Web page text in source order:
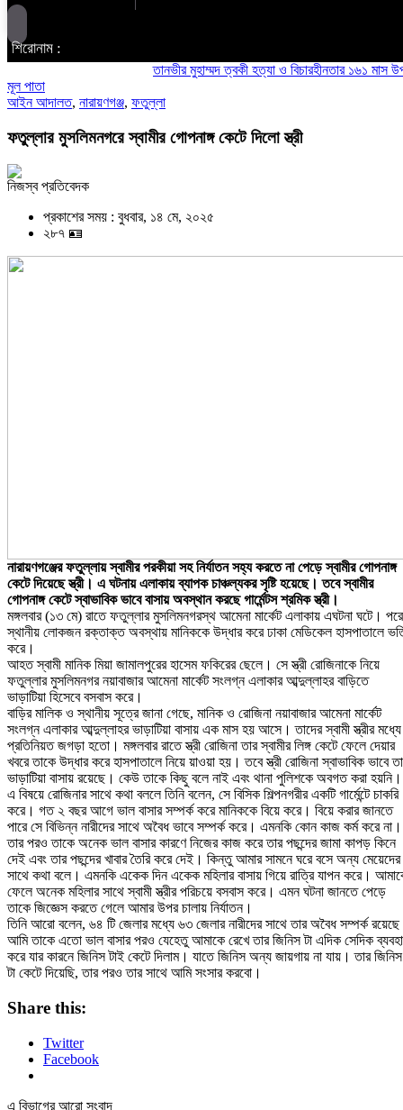
শিরোনাম :
তানভীর মুহাম্মদ ত্বকী হত্যা ও বিচারহীনতার ১৬১ মাস
মূল পাতা
আইন আদালত, নারায়ণগঞ্জ, ফতুল্লা
ফতুল্লার মুসলিমনগরে স্বামীর গোপনাঙ্গ কেটে দিলো স্ত্রী
নিজস্ব প্রতিবেদক
প্রকাশের সময় : বুধবার, ১৪ মে, ২০২৫
২৮৭ 🪪
নারায়ণগঞ্জের ফতুল্লায় স্বামীর পরকীয়া সহ নির্যাতন সহ্য করতে না পেড়ে স্বামীর গোপনাঙ্গ
কেটে দিয়েছে স্ত্রী। এ ঘটনায় এলাকায় ব্যাপক চাঞ্চল্যকর সৃষ্টি হয়েছে। তবে স্বামীর
গোপনাঙ্গ কেটে স্বাভাবিক ভাবে বাসায় অবস্থান করছে গার্মেন্টস শ্রমিক স্ত্রী।
মঙ্গলবার (১৩ মে) রাতে ফতুল্লার মুসলিমনগরস্থ আমেনা মার্কেট এলাকায় এঘটনা ঘটে। পরে
স্থানীয় লোকজন রক্তাক্ত অবস্থায় মানিককে উদ্ধার করে ঢাকা মেডিকেল হাসপাতালে
করে।
আহত স্বামী মানিক মিয়া জামালপুরের হাসেম ফকিরের ছেলে। সে স্ত্রী রোজিনাকে নিয়ে
ফতুল্লার মুসলিমনগর নয়াবাজার আমেনা মার্কেট সংলগ্ন এলাকার আব্দুল্লাহর বাড়িতে
ভাড়াটিয়া হিসেবে বসবাস করে।
বাড়ির মালিক ও স্থানীয় সূত্রে জানা গেছে, মানিক ও রোজিনা নয়াবাজার আমেনা মার্কেট
সংলগ্ন এলাকার আব্দুল্লাহর ভাড়াটিয়া বাসায় এক মাস হয় আসে। তাদের স্বামী স্ত্রীর মধ্যে
প্রতিনিয়ত জগড়া হতো। মঙ্গলবার রাতে স্ত্রী রোজিনা তার স্বামীর লিঙ্গ কেটে ফেলে দেয়ার
খবরে তাকে উদ্ধার করে হাসপাতালে নিয়ে য়াওয়া হয়। তবে স্ত্রী রোজিনা স্বাভাবিক ভাবে
ভাড়াটিয়া বাসায় রয়েছে। কেউ তাকে কিছু বলে নাই এবং থানা পুলিশকে অবগত করা হয়নি।
এ বিষয়ে রোজিনার সাথে কথা বললে তিনি বলেন, সে বিসিক শিল্পনগরীর একটি গার্মেন্টে চাকরি
করে। গত ২ বছর আগে ভাল বাসার সম্পর্ক করে মানিককে বিয়ে করে। বিয়ে করার জানতে
পারে সে বিভিন্ন নারীদের সাথে অবৈধ ভাবে সম্পর্ক করে। এমনকি কোন কাজ কর্ম করে না।
তার পরও তাকে অনেক ভাল বাসার কারণে নিজের কাজ করে তার পছন্দের জামা কাপড় কিনে
দেই এবং তার পছন্দের খাবার তৈরি করে দেই। কিন্তু আমার সামনে ঘরে বসে অন্য মেয়েদের
সাথে কথা বলে। এমনকি একেক দিন একেক মহিলার বাসায় গিয়ে রাত্রি যাপন করে।
ফেলে অনেক মহিলার সাথে স্বামী স্ত্রীর পরিচয়ে বসবাস করে। এমন ঘটনা জানতে পেড়ে
তাকে জিজ্ঞেস করতে গেলে আমার উপর চালায় নির্যাতন।
তিনি আরো বলেন, ৬৪ টি জেলার মধ্যে ৬৩ জেলার নারীদের সাথে তার অবৈধ সম্পর্ক
আমি তাকে এতো ভাল বাসার পরও যেহেতু আমাকে রেখে তার জিনিস টা এদিক সেদিক
করে যার কারনে জিনিস টাই কেটে দিলাম। যাতে জিনিস অন্য জায়গায় না যায়। তার জিনিস
টা কেটে দিয়েছি, তার পরও তার সাথে আমি সংসার করবো।
Share this:
Twitter
Facebook
এ বিভাগের আরো সংবাদ